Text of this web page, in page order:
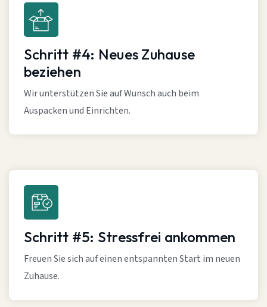
Schritt #4: Neues Zuhause
beziehen
Wir unterstützen Sie auf Wunsch auch beim
Auspacken und Einrichten.
Schritt #5: Stressfrei ankommen
Freuen Sie sich auf einen entspannten Start im neuen
Zuhause.